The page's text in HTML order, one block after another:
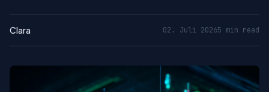
Clara 02. Juli 20265 min read